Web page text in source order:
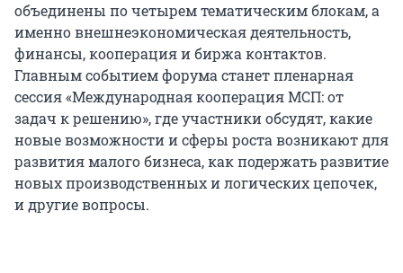
объединены по четырем тематическим блокам, а
именно внешнеэкономическая деятельность,
финансы, кооперация и биржа контактов.
Главным событием форума станет пленарная
сессия «Международная кооперация МСП: от
задач к решению», где участники обсудят, какие
новые возможности и сферы роста возникают для
развития малого бизнеса, как подержать развитие
новых производственных и логических цепочек,
и другие вопросы.